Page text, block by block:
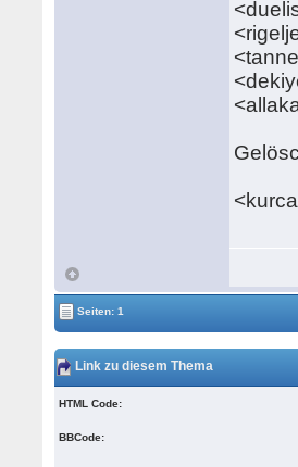
Seiten: 1
Link zu diesem Thema
HTML Code:
BBCode: